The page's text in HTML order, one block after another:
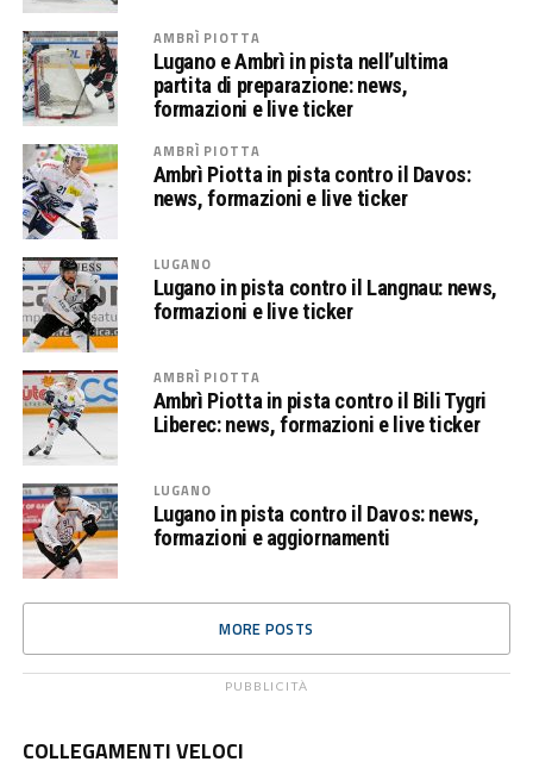
AMBRÌ PIOTTA
Lugano e Ambrì in pista nell’ultima
partita di preparazione: news,
formazioni e live ticker
AMBRÌ PIOTTA
Ambrì Piotta in pista contro il Davos:
news, formazioni e live ticker
LUGANO
Lugano in pista contro il Langnau: news,
formazioni e live ticker
AMBRÌ PIOTTA
Ambrì Piotta in pista contro il Bili Tygri
Liberec: news, formazioni e live ticker
LUGANO
Lugano in pista contro il Davos: news,
formazioni e aggiornamenti
MORE POSTS
PUBBLICITÀ
COLLEGAMENTI VELOCI